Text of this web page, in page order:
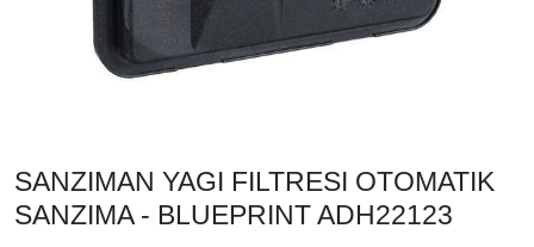
SANZIMAN YAGI FILTRESI OTOMATIK
SANZIMA - BLUEPRINT ADH22123